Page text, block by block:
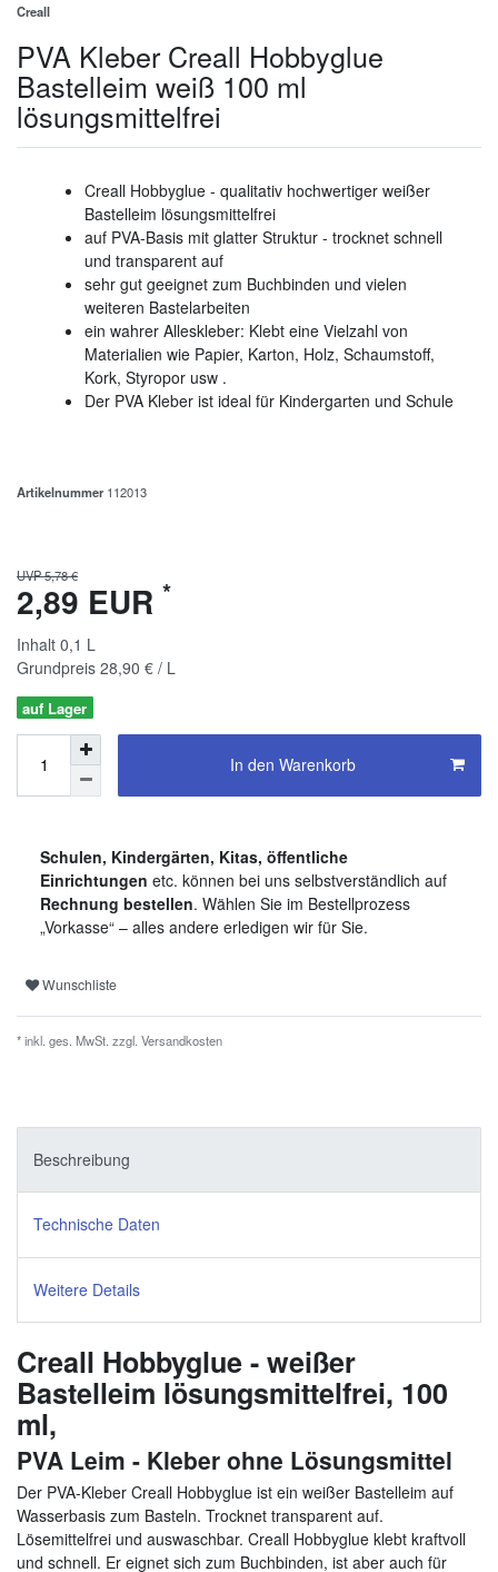
Creall
PVA Kleber Creall Hobbyglue
Bastelleim weiß 100 ml
lösungsmittelfrei
Creall Hobbyglue - qualitativ hochwertiger weißer
Bastelleim lösungsmittelfrei
auf PVA-Basis mit glatter Struktur - trocknet schnell
und transparent auf
sehr gut geeignet zum Buchbinden und vielen
weiteren Bastelarbeiten
ein wahrer Alleskleber: Klebt eine Vielzahl von
Materialien wie Papier, Karton, Holz, Schaumstoff,
Kork, Styropor usw .
Der PVA Kleber ist ideal für Kindergarten und Schule
Artikelnummer 112013
UVP 5,78 €
2,89 EUR *
Inhalt 0,1 L
Grundpreis 28,90 € / L
auf Lager
In den Warenkorb
Schulen, Kindergärten, Kitas, öffentliche
Einrichtungen etc. können bei uns selbstverständlich auf
Rechnung bestellen. Wählen Sie im Bestellprozess
„Vorkasse“ – alles andere erledigen wir für Sie.
Wunschliste
* inkl. ges. MwSt. zzgl. Versandkosten
Beschreibung
Technische Daten
Weitere Details
Creall Hobbyglue - weißer
Bastelleim lösungsmittelfrei, 100
ml,
PVA Leim - Kleber ohne Lösungsmittel
Der PVA-Kleber Creall Hobbyglue ist ein weißer Bastelleim auf
Wasserbasis zum Basteln. Trocknet transparent auf.
Lösemittelfrei und auswaschbar. Creall Hobbyglue klebt kraftvoll
und schnell. Er eignet sich zum Buchbinden, ist aber auch für